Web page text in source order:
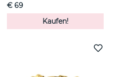
€ 69
Kaufen!